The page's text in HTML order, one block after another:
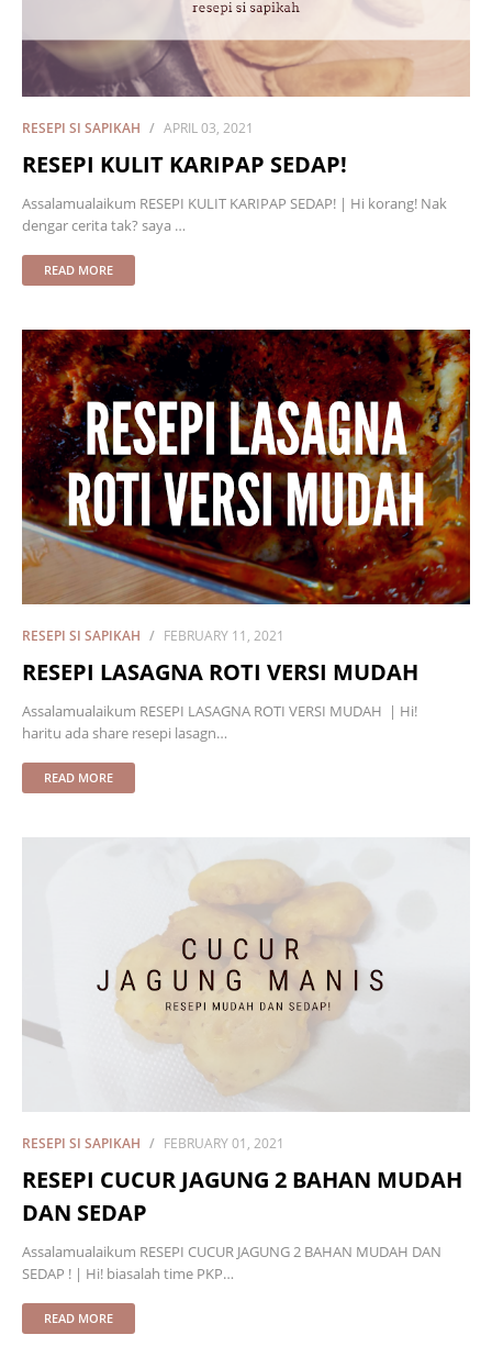
RESEPI SI SAPIKAH APRIL 03, 2021
RESEPI KULIT KARIPAP SEDAP!
Assalamualaikum RESEPI KULIT KARIPAP SEDAP! | Hi korang! Nak
dengar cerita tak? saya …
READ MORE
RESEPI SI SAPIKAH FEBRUARY 11, 2021
RESEPI LASAGNA ROTI VERSI MUDAH
Assalamualaikum RESEPI LASAGNA ROTI VERSI MUDAH | Hi!
haritu ada share resepi lasagn…
READ MORE
RESEPI SI SAPIKAH FEBRUARY 01, 2021
RESEPI CUCUR JAGUNG 2 BAHAN MUDAH
DAN SEDAP
Assalamualaikum RESEPI CUCUR JAGUNG 2 BAHAN MUDAH DAN
SEDAP ! | Hi! biasalah time PKP…
READ MORE